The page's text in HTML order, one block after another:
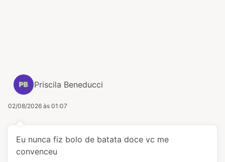
Priscila Beneducci
02/08/2026 às 01:07
Eu nunca fiz bolo de batata doce vc me
convenceu